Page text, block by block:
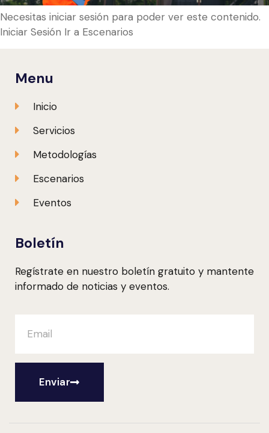
Necesitas iniciar sesión para poder ver este contenido.
Iniciar Sesión Ir a Escenarios
Menu
Inicio
Servicios
Metodologías
Escenarios
Eventos
Boletín
Regístrate en nuestro boletín gratuito y mantente
informado de noticias y eventos.
Enviar